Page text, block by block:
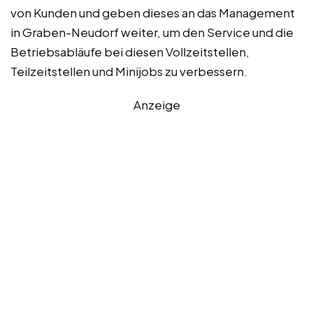
von Kunden und geben dieses an das Management
in Graben-Neudorf weiter, um den Service und die
Betriebsabläufe bei diesen Vollzeitstellen,
Teilzeitstellen und Minijobs zu verbessern.
Anzeige